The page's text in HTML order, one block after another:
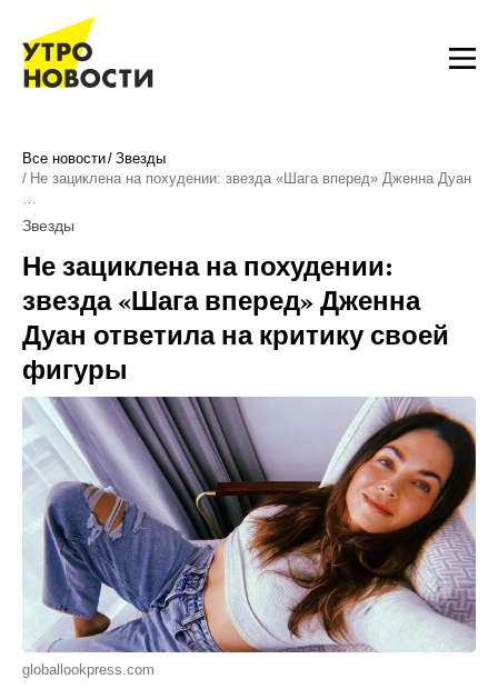
Все новости Звезды
Не зациклена на похудении: звезда «Шага вперед» Дженна Дуан
…
Звезды
Не зациклена на похудении:
звезда «Шага вперед» Дженна
Дуан ответила на критику своей
фигуры
globallookpress.com